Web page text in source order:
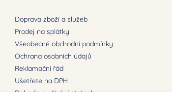
Doprava zboží a služeb
Prodej na splátky
Všeobecné obchodní podmínky
Ochrana osobních údajů
Reklamační řád
Ušetřete na DPH